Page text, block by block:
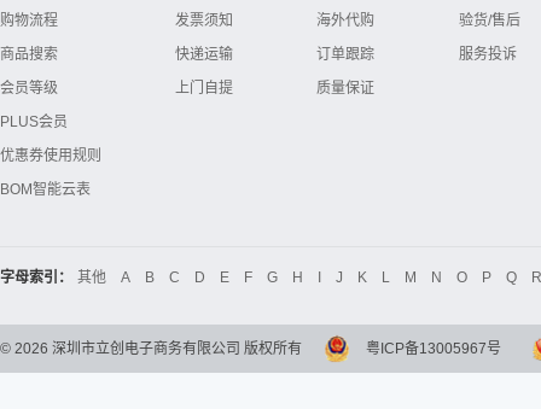
购物流程
商品搜索
会员等级
PLUS会员
优惠券使用规则
BOM智能云表
发票须知
快递运输
上门自提
海外代购
订单跟踪
质量保证
验货/售后
服务投诉
字母索引： 其他 A B C D E F G H J K L M N O P Q R
© 2026 深圳市立创电子商务有限公司 版权所有 粤ICP备13005967号